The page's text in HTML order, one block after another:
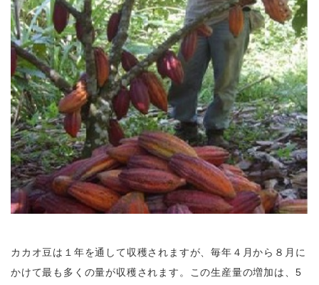
カカオ豆は１年を通して収穫されますが、毎年４月から８月に
かけて最も多くの量が収穫されます。
この生産量の増加は、5